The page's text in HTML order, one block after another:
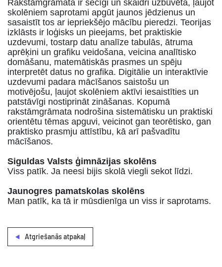
Rakstāmgrāmata ir secīgi un skaidri uzbūvēta, ļaujot
skolēniem saprotami apgūt jaunos jēdzienus un
sasaistīt tos ar iepriekšējo mācību pieredzi. Teorijas
izklāsts ir loģisks un pieejams, bet praktiskie
uzdevumi, tostarp datu analīze tabulās, ātruma
aprēķini un grafiku veidošana, veicina analītisko
domāšanu, matemātiskās prasmes un spēju
interpretēt datus no grafika. Digitālie un interaktīvie
uzdevumi padara mācīšanos saistošu un
motivējošu, ļaujot skolēniem aktīvi iesaistīties un
patstāvīgi nostiprināt zināšanas. Kopumā
rakstāmgrāmata nodrošina sistemātisku un praktiski
orientētu tēmas apguvi, veicinot gan teorētisko, gan
praktisko prasmju attīstību, kā arī pašvadītu
mācīšanos.
Siguldas Valsts ģimnāzijas skolēns
Viss patīk. Ja neesi bijis skolā viegli sekot līdzi.
Jaunogres pamatskolas skolēns
Man patīk, ka tā ir mūsdienīga un viss ir saprotams.
Atgriešanās atpakaļ